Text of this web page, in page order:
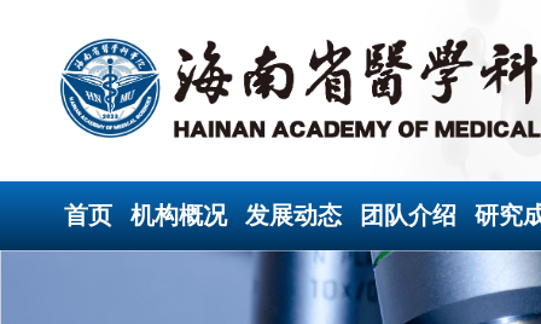
首页 机构概况 发展动态 团队介绍 研究